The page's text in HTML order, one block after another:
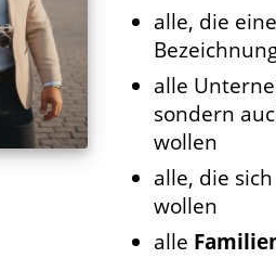
alle, die eine
alle
sondern
wollen
alle, die
wollen
alle